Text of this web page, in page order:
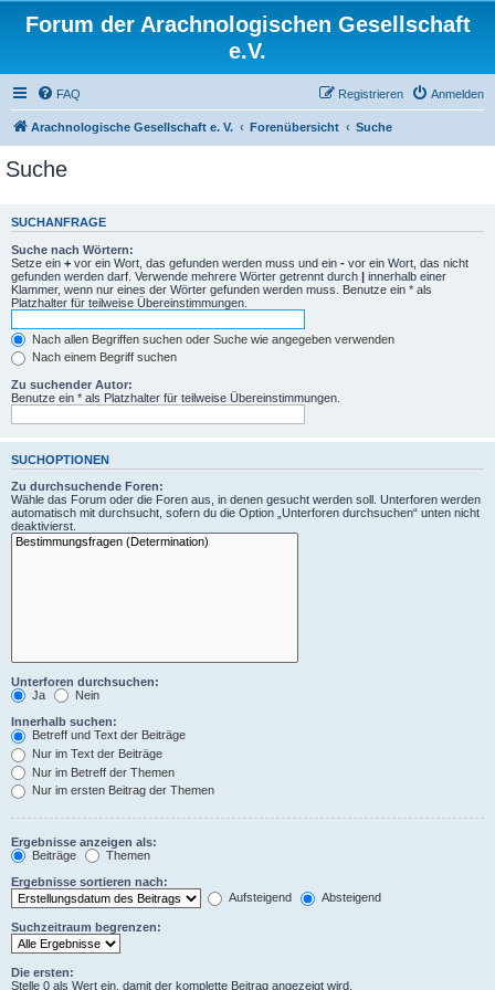
Forum der Arachnologischen Gesellschaft
e.V.
FAQ Anmelden
Registrieren
Arachnologische Gesellschaft e. V. Forenübersicht Suche
Suche
SUCHANFRAGE
Suche nach Wörtern:
Setze ein + vor ein Wort, das gefunden werden muss und ein - vor ein Wort, das nicht
gefunden werden darf. Verwende mehrere Wörter getrennt durch | innerhalb einer
Klammer, wenn nur eines der Wörter gefunden werden muss. Benutze ein * als
Platzhalter für teilweise Übereinstimmungen.
Nach allen Begriffen suchen oder Suche wie angegeben verwenden
Nach einem Begriff suchen
Zu suchender Autor:
Benutze ein * als Platzhalter für teilweise Übereinstimmungen.
SUCHOPTIONEN
Zu durchsuchende Foren:
Wähle das Forum oder die Foren aus, in denen gesucht werden soll. Unterforen werden
automatisch mit durchsucht, sofern du die Option „Unterforen durchsuchen“ unten nicht
deaktivierst.
Unterforen durchsuchen:
Ja
Nein
Innerhalb suchen:
Betreff und Text der Beiträge
Nur im Text der Beiträge
Nur im Betreff der Themen
Nur im ersten Beitrag der Themen
Ergebnisse anzeigen als:
Beiträge
Themen
Ergebnisse sortieren nach:
Aufsteigend
Absteigend
Suchzeitraum begrenzen:
Die ersten:
Stelle 0 als Wert ein, damit der komplette Beitrag angezeigt wird.